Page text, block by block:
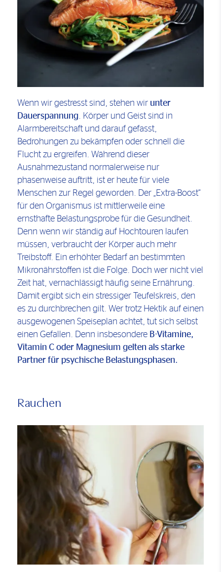
Wenn wir gestresst sind, stehen wir unter
Dauerspannung. Körper und Geist sind in
Alarmbereitschaft und darauf gefasst,
Bedrohungen zu bekämpfen oder schnell die
Flucht zu ergreifen. Während dieser
Ausnahmezustand normalerweise nur
phasenweise auftritt, ist er heute für viele
Menschen zur Regel geworden. Der „Extra-Boost“
für den Organismus ist mittlerweile eine
ernsthafte Belastungsprobe für die Gesundheit.
Denn wenn wir ständig auf Hochtouren laufen
müssen, verbraucht der Körper auch mehr
Treibstoff. Ein erhöhter Bedarf an bestimmten
Mikronährstoffen ist die Folge. Doch wer nicht viel
Zeit hat, vernachlässigt häufig seine Ernährung.
Damit ergibt sich ein stressiger Teufelskreis, den
es zu durchbrechen gilt. Wer trotz Hektik auf einen
ausgewogenen Speiseplan achtet, tut sich selbst
einen Gefallen. Denn insbesondere B-Vitamine,
Vitamin C oder Magnesium gelten als starke
Partner für psychische Belastungsphasen.
Rauchen